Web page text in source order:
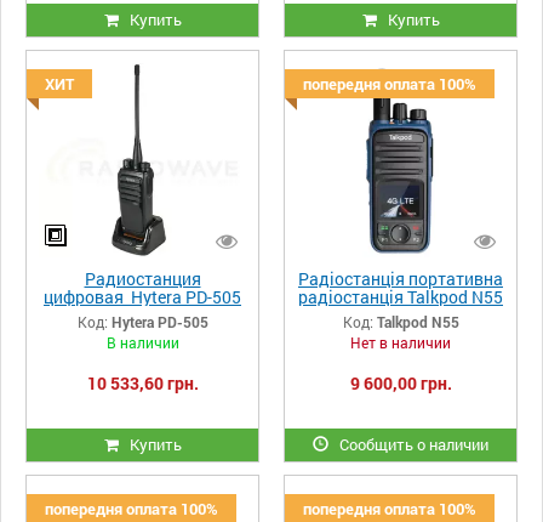
Купить Купить
ХИТ
Радиостанция
цифровая Hytera PD-505
Код: Hytera PD-505
В наличии
10 533,60 грн.
Купить
попередня оплата 100%
Радіостанція портативна
радіостанція Talkpod N55
Код: Talkpod N55
Нет в наличии
9 600,00 грн.
Сообщить о наличии
попередня оплата 100% попередня оплата 100%